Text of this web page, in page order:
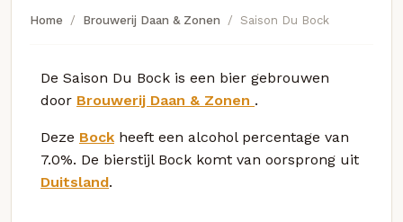
Home Brouwerij Daan & Zonen Saison Du Bock
De Saison Du Bock is een bier gebrouwen
door Brouwerij Daan & Zonen .
Deze Bock heeft een alcohol percentage van
7.0%. De bierstijl Bock komt van oorsprong uit
Duitsland.